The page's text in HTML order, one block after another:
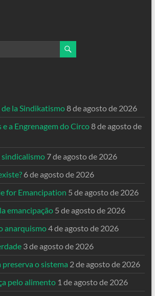
la Sindikatismo8 de agosto de 2026
e a Engrenagem do Circo8 de agosto de
7 de agosto de 2026
6 de agosto de 2026
for Emancipation 5 de agosto de 2026
emancipação 5 de agosto de 2026
anarquismo4 de agosto de 2026
3 de agosto de 2026
o sistema 2 de agosto de 2026
pelo alimento 1 de agosto de 2026